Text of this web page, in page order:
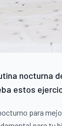
nocturna
estos
para